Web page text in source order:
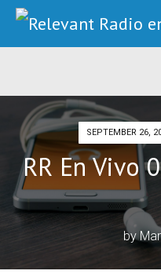
SEPTEMBER 26,
RR En Vivo
by